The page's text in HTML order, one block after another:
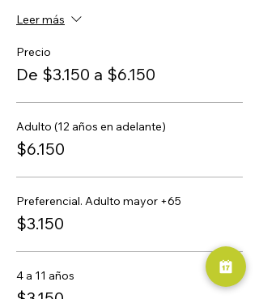
Leer más
Precio
De $3.150 a $6.150
Adulto (12 años en adelante)
$6.150
Preferencial. Adulto mayor +65
$3.150
4 a 11 años